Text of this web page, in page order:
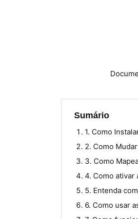
Sumário
1. Como
2. Como
3. Como
4. Como ativar
5. Entenda
6. Como usar